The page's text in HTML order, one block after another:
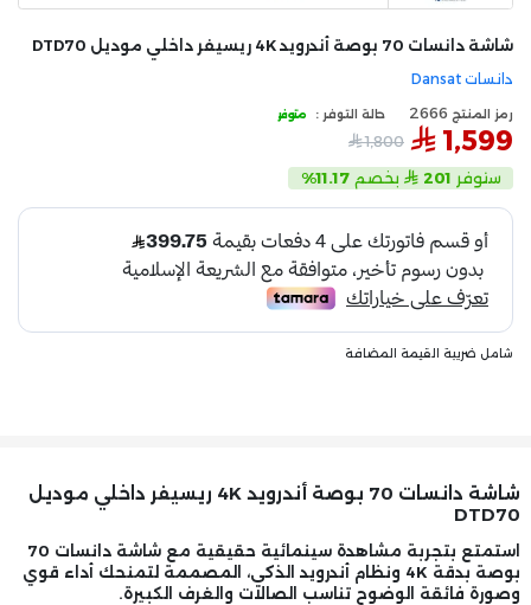
دانسات Dansat
شاشة دانسات 70 بوصة أندرويد 4K ريسيفر داخلي موديل DTD70
رمز المنتج 2666 حالة التوفر : متوفر
1,599
1,800
ستوفر 201 بخصم11.17%
شامل ضريبة القيمة المضافة
شاشة دانسات 70 بوصة أندرويد 4K ريسيفر داخلي موديل
DTD70
استمتع بتجربة مشاهدة سينمائية حقيقية مع شاشة دانسات 70
بوصة بدقة 4K ونظام أندرويد الذكي، المصممة لتمنحك أداء قوي
وصورة فائقة الوضوح تناسب الصالات والغرف الكبيرة.